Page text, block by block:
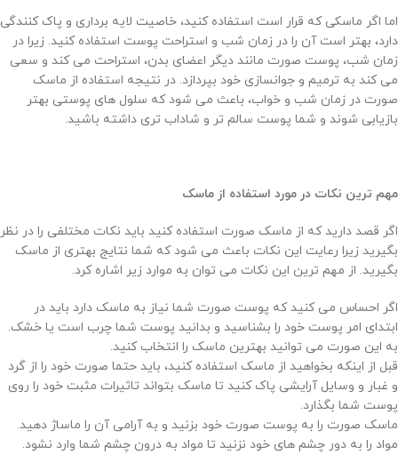
اما اگر ماسکی که قرار است استفاده کنید، خاصیت لایه برداری و پاک کنندگی
دارد، بهتر است آن را در زمان شب و استراحت پوست استفاده کنید. زیرا در
زمان شب، پوست صورت مانند دیگر اعضای بدن، استراحت می کند و سعی
می کند به ترمیم و جوانسازی خود بپردازد. در نتیجه استفاده از ماسک
صورت در زمان شب و خواب، باعث می شود که سلول های پوستی بهتر
بازیابی شوند و شما پوست سالم تر و شاداب تری داشته باشید.
مهم ترین نکات در مورد استفاده از ماسک
اگر قصد دارید که از ماسک صورت استفاده کنید باید نکات مختلفی را در نظر
بگیرید زیرا رعایت این نکات باعث می شود که شما نتایج بهتری از ماسک
بگیرید. از مهم ترین این نکات می توان به موارد زیر اشاره کرد.
اگر احساس می کنید که پوست صورت شما نیاز به ماسک دارد باید در
ابتدای امر پوست خود را بشناسید و بدانید پوست شما چرب است یا خشک.
به این صورت می توانید بهترین ماسک را انتخاب کنید.
قبل از اینکه بخواهید از ماسک استفاده کنید، باید حتما صورت خود را از گرد
و غبار و وسایل آرایشی پاک کنید تا ماسک بتواند تاثیرات مثبت خود را روی
پوست شما بگذارد.
ماسک صورت را به پوست صورت خود بزنید و به آرامی آن را ماساژ دهید.
مواد را به دور چشم های خود نزنید تا مواد به درون چشم شما وارد نشود.